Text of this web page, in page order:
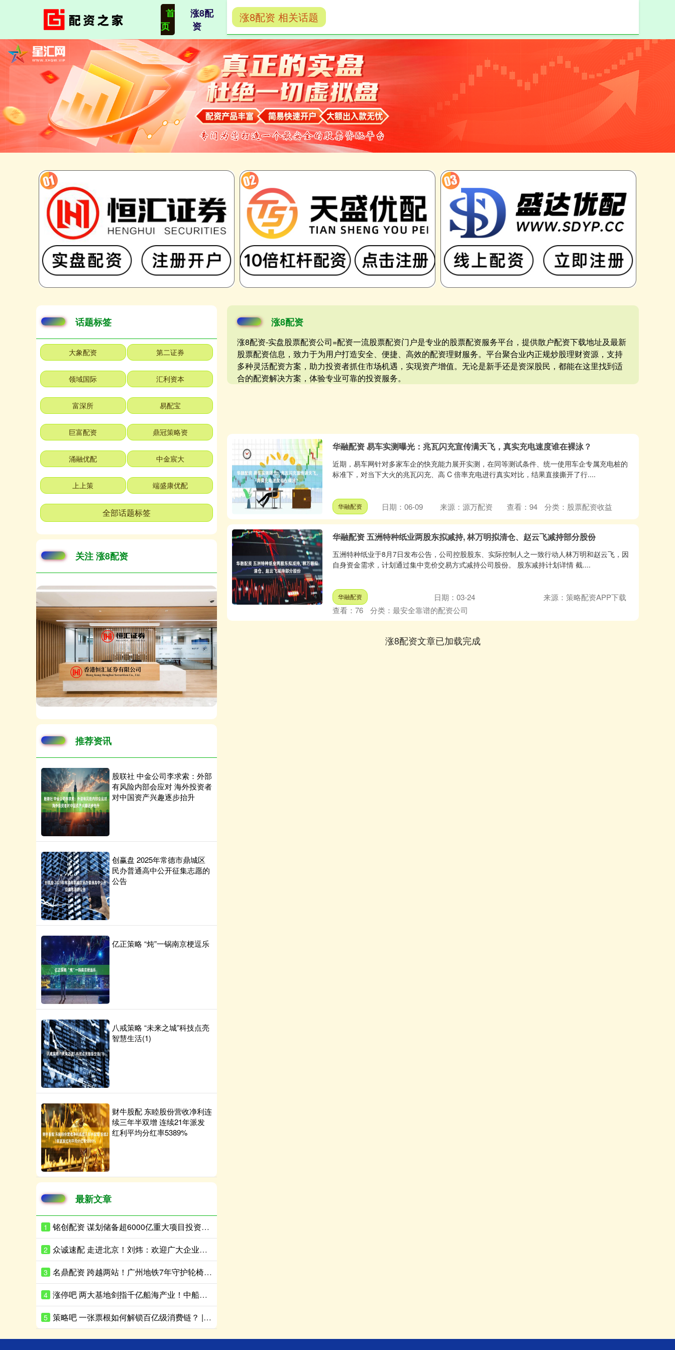
首
页
涨8配
资
实盘股票配资公
司
最安全靠谱的配资公
涨8配资
涨8配资-实盘股票配资公司=配资一流股票配资门户是专业的股票配资服务平台，提供散户配资下载地址及最新
股票配资信息，致力于为用户打造安全、便捷、高效的配资理财服务。平台聚合业内正规炒股理财资源，支持
多种灵活配资方案，助力投资者抓住市场机遇，实现资产增值。无论是新手还是资深股民，都能在这里找到适
合的配资解决方案，体验专业可靠的投资服务。
涨8配资 相关话题
华融配资 易车实测曝光：兆瓦闪充宣传满天飞，真实充电速度谁在裸泳？
近期，易车网针对多家车企的快充能力展开实测，在同等测试条件、统一使用车企专属充电桩的
标准下，对当下大火的兆瓦闪充、高 C 倍率充电进行真实对比，结果直接撕开了行....
华融配资 日期：06-09 来源：源万配资 查看： 94 分类： 股票配资收益
华融配资 五洲特种纸业两股东拟减持, 林万明拟清仓、赵云飞减持部分股份
五洲特种纸业于8月7日发布公告，公司控股股东、实际控制人之一致行动人林万明和赵云飞，因
自身资金需求，计划通过集中竞价交易方式减持公司股份。 股东减持计划详情 截....
华融配资 日期：03-24
来源：策略配资APP下载
查看： 76 分类： 最安全靠谱的配资公司
涨8配资文章已加载完成
话题标签
大象配资 第二证券
领域国际 汇利资本
富深所 易配宝
巨富配资 鼎冠策略资
涌融优配 中金宸大
上上策 端盛康优配
全部话题标签
关注 涨8配资
推荐资讯
股联社 中金公司李求索：外部
有风险内部会应对 海外投资者
对中国资产兴趣逐步抬升
创赢盘 2025年常德市鼎城区
民办普通高中公开征集志愿的
公告
亿正策略 “炖”一锅南京梗逗乐
八戒策略 “未来之城”科技点亮
智慧生活(1)
财牛股配 东睦股份营收净利连
续三年半双增 连续21年派发
红利平均分红率5389%
最新文章
1 铭创配资 谋划储备超6000亿重大项目投资！广州南沙在京宣介“十五五”规划新机遇
2 众诚速配 走进北京！刘炜：欢迎广大企业展翅南飞，一起“来南沙，创未来”
3 名鼎配资 跨越两站！广州地铁7年守护轮椅乘客上下班
4 涨停吧 两大基地剑指千亿船海产业！中船集团“十五五”再加码南沙
5 策略吧 一张票根如何解锁百亿级消费链？ | “半年报”里看天河②